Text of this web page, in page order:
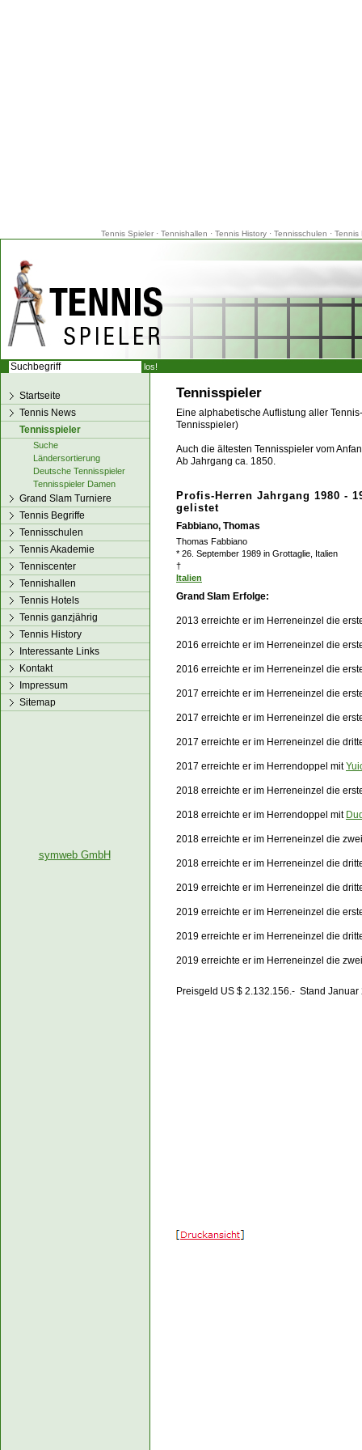
Tennis Spieler· Tennishallen · Tennis History· Tennisschulen · Tennis
Tennisspieler
Eine alphabetische Auflistung aller
Tennisspieler)
Auch die ältesten Tennisspieler vom
Ab Jahrgang ca. 1850.
Profis-Herren Jahrgang 1980 -
gelistet
Fabbiano, Thomas
Thomas Fabbiano
* 26. September 1989 in Grottaglie, Italien
†
Italien
Grand Slam Erfolge:
2013 erreichte er im Herreneinzel die
2016 erreichte er im Herreneinzel die
2016 erreichte er im Herreneinzel die
2017 erreichte er im Herreneinzel die
2017 erreichte er im Herreneinzel die
2017 erreichte er im Herreneinzel die
2017 erreichte er im Herrendoppel mit
2018 erreichte er im Herreneinzel die
2018 erreichte er im Herrendoppel mit
2018 erreichte er im Herreneinzel die
2018 erreichte er im Herreneinzel die
2019 erreichte er im Herreneinzel die
2019 erreichte er im Herreneinzel die
2019 erreichte er im Herreneinzel die
2019 erreichte er im Herreneinzel die
Preisgeld US $ 2.132.156.- Stand Januar
Startseite
Tennis News
Tennisspieler
Suche
Ländersortierung
Deutsche Tennisspieler
Tennisspieler Damen
Grand Slam Turniere
Tennis Begriffe
Tennisschulen
Tennis Akademie
Tenniscenter
Tennishallen
Tennis Hotels
Tennis ganzjährig
Tennis History
Interessante Links
Kontakt
Impressum
Sitemap
symweb GmbH
los!